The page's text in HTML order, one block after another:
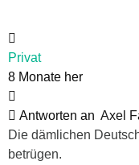
Privat
8 Monate her
Antworten an Axel
Die dämlichen
betrügen.